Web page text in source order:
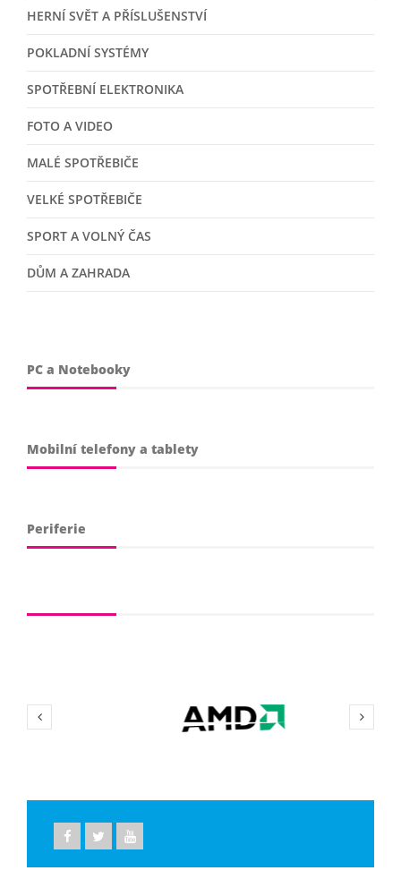
HERNÍ SVĚT A PŘÍSLUŠENSTVÍ
POKLADNÍ SYSTÉMY
SPOTŘEBNÍ ELEKTRONIKA
FOTO A VIDEO
MALÉ SPOTŘEBIČE
VELKÉ SPOTŘEBIČE
SPORT A VOLNÝ ČAS
DŮM A ZAHRADA
PC a Notebooky
Mobilní telefony a tablety
Periferie